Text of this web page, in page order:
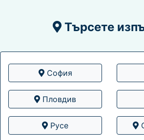
Търсете
София
Пловдив
Русе